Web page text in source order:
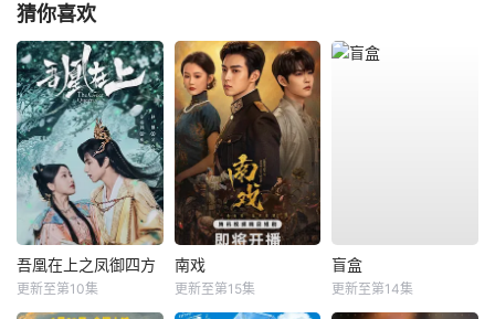
猜你喜欢
吾凰在上之凤御四方
更新至第10集
南戏
更新至第15集
盲盒
更新至第14集